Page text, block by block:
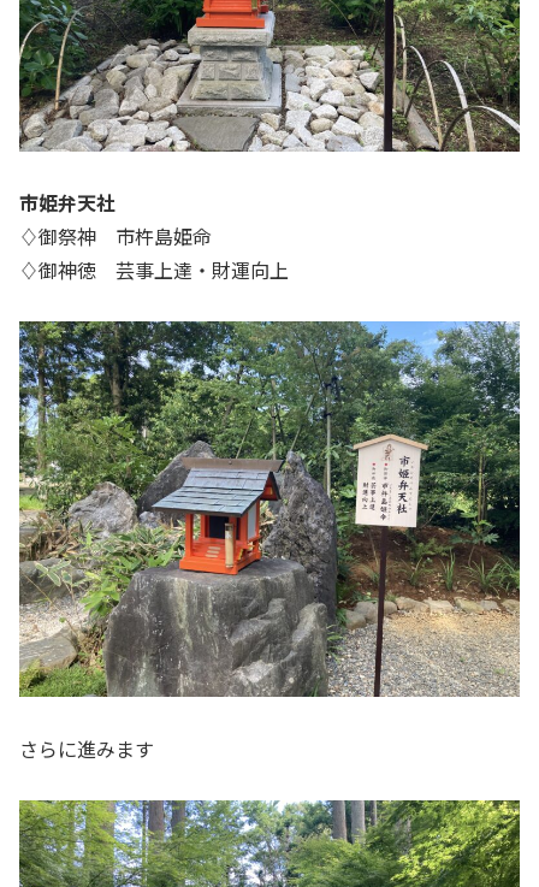
市姫弁天社
♢御祭神 市杵島姫命
♢御神徳 芸事上達・財運向上
さらに進みます